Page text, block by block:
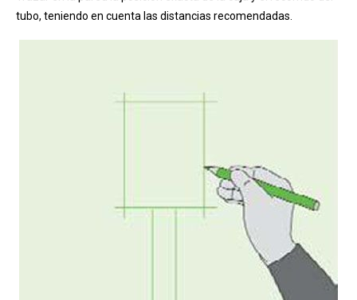
tubo, teniendo en cuenta las distancias recomendadas.